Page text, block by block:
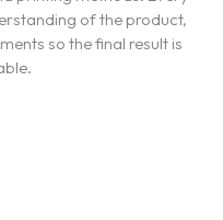
of the product,
so the final result is